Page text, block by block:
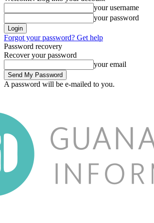
your username
your password
Forgot your password? Get help
Password recovery
Recover your password
your email
A password will be e-mailed to you.